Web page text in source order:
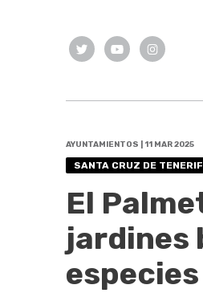
AYUNTAMIENTOS | 11 MAR 2025
SANTA CRUZ DE
El
jardines
especies